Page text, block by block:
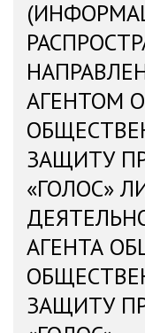
АГЕНТОМ
ЗАЩИТУ
«ГОЛОС»
АГЕНТА
ЗАЩИТУ